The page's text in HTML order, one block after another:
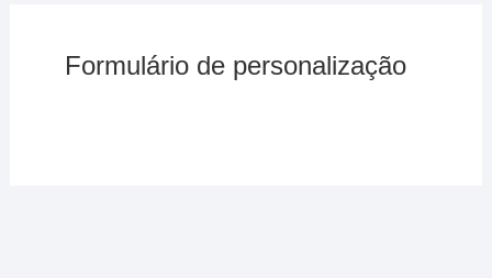
Formulário de personalização